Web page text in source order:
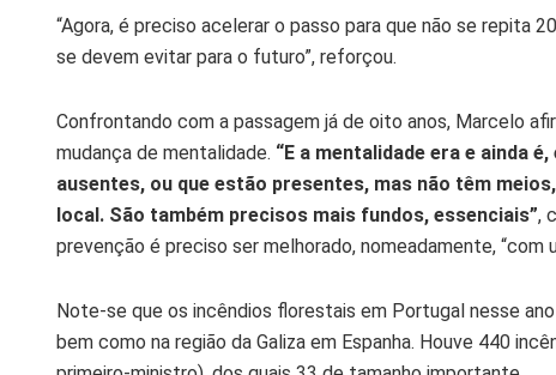
“Agora, é preciso acelerar o passo para que não se repita
se devem evitar para o futuro”, reforçou.
Confrontando com a passagem já de oito anos, Marcelo
mudança de mentalidade. “E a mentalidade era e ainda
ausentes, ou que estão presentes, mas não têm
local. São também precisos mais fundos, essenciais”,
prevenção é preciso ser melhorado, nomeadamente, “com
Note-se que os incêndios florestais em Portugal nesse
bem como na região da Galiza em Espanha. Houve 440